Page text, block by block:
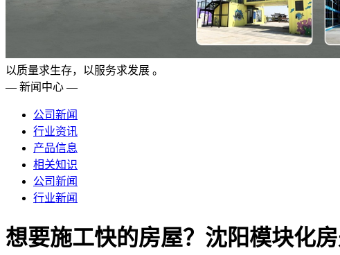
以质量求生存，以服务求发展 。
— 新闻中心 —
公司新闻
行业资讯
产品信息
相关知识
公司新闻
行业新闻
想要施工快的房屋？沈阳模块化